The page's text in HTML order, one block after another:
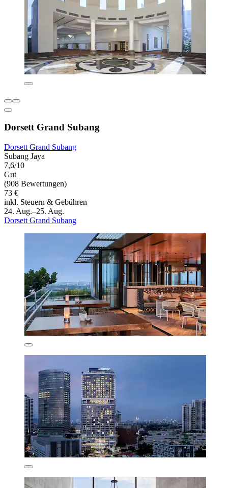
Dorsett Grand Subang
Dorsett Grand Subang
Subang Jaya
7,6/10
Gut
(908 Bewertungen)
73 €
inkl. Steuern & Gebühren
24. Aug.–25. Aug.
Dorsett Grand Subang